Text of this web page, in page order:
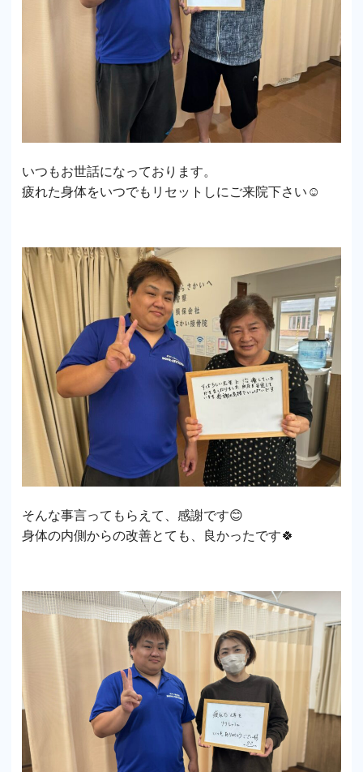
いつもお世話になっております。
疲れた身体をいつでもリセットしにご来院下さい☺️
そんな事言ってもらえて、感謝です😊
身体の内側からの改善とても、良かったです🍀